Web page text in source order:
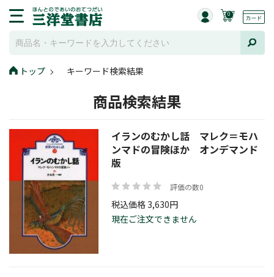
0
トップ キーワード検索結果
商品検索結果
イランのむかし話 マレク＝モハ
ンマドの冒険ほか オンデマンド
版
評価の数0
税込価格 3,630円
現在ご注文できません